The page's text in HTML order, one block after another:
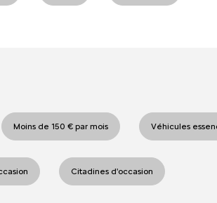
Moins de 150 € par mois Véhicules
Citadines d'occasion